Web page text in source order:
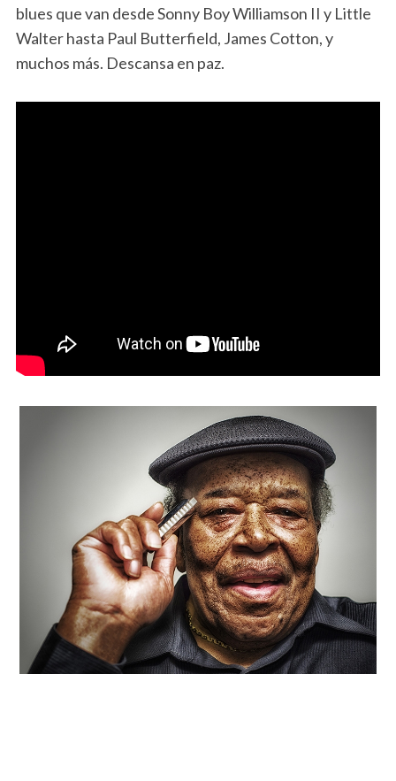
blues que van desde Sonny Boy Williamson II y Little
Walter hasta Paul Butterfield, James Cotton, y
muchos más. Descansa en paz.